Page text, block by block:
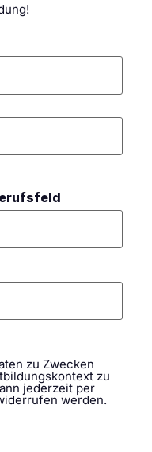
zu Zwecken
zu
jederzeit per
werden.